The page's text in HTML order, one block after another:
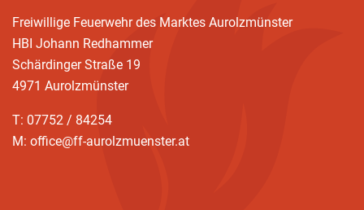
Freiwillige Feuerwehr des Marktes Aurolzmünster
HBI Johann Redhammer
Schärdinger Straße 19
4971 Aurolzmünster
T: 07752 / 84254
M: office@ff-aurolzmuenster.at